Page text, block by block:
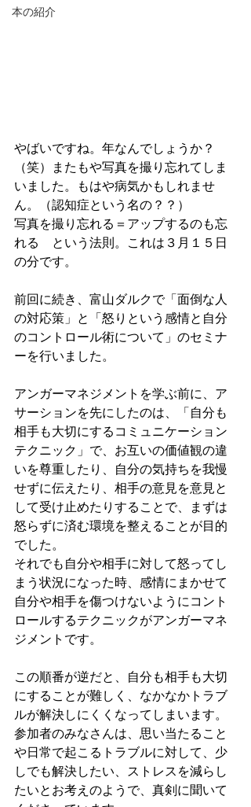
本の紹介
やばいですね。年なんでしょうか？
（笑）またもや写真を撮り忘れてしま
いました。もはや病気かもしれませ
ん。（認知症という名の？？）
写真を撮り忘れる＝アップするのも忘
れる　という法則。これは３月１５日
の分です。
前回に続き、富山ダルクで「面倒な人
の対応策」と「怒りという感情と自分
のコントロール術について」のセミナ
ーを行いました。
アンガーマネジメントを学ぶ前に、ア
サーションを先にしたのは、「自分も
相手も大切にするコミュニケーション
テクニック」で、お互いの価値観の違
いを尊重したり、自分の気持ちを我慢
せずに伝えたり、相手の意見を意見と
して受け止めたりすることで、まずは
怒らずに済む環境を整えることが目的
でした。
それでも自分や相手に対して怒ってし
まう状況になった時、感情にまかせて
自分や相手を傷つけないようにコント
ロールするテクニックがアンガーマネ
ジメントです。
この順番が逆だと、自分も相手も大切
にすることが難しく、なかなかトラブ
ルが解決しにくくなってしまいます。
参加者のみなさんは、思い当たること
や日常で起こるトラブルに対して、少
しでも解決したい、ストレスを減らし
たいとお考えのようで、真剣に聞いて